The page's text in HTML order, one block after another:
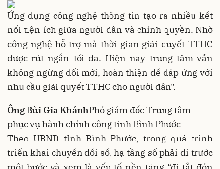
Ứng dụng công nghệ thông tin tạo ra nhiều kết
nối tiện ích giữa người dân và chính quyền. Nhờ
công nghệ hỗ trợ mà thời gian giải quyết TTHC
được rút ngắn tối đa. Hiện nay trung tâm vẫn
không ngừng đổi mới, hoàn thiện để đáp ứng với
nhu cầu giải quyết TTHC cho người dân".
Ông Bùi Gia KhánhPhó giám đốc Trung tâm
phục vụ hành chính công tỉnh Bình Phước
Theo UBND tỉnh Bình Phước, trong quá trình
triển khai chuyển đổi số, hạ tầng số phải đi trước